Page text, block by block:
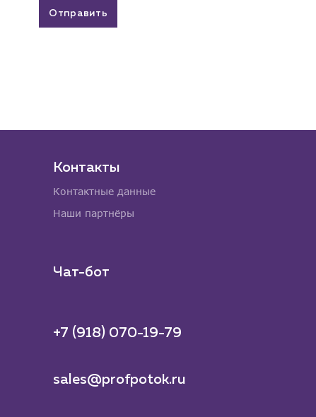
Отправить
Контакты
Контактные данные
Наши партнёры
Чат-бот
+7 (918) 070-19-79
sales@profpotok.ru